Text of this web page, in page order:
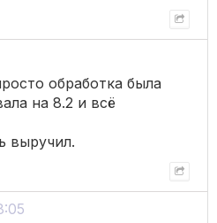
обработка была
на 8.2 и всё
выручил.